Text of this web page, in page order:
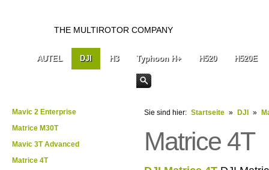
THE MULTIROTOR COMPANY
AUTEL DJI H3 Typhoon H+ H520 H520E
Mavic 2 Enterprise
Matrice M30T
Mavic 3T Advanced
Matrice 4T
Sie sind hier: Startseite » DJI »
Matrice 4T